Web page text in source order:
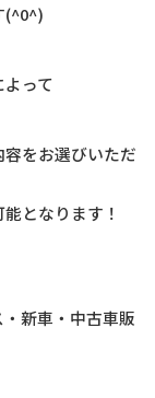
(^0^)
って
をお選びいただ
となります！
新車・中古車販